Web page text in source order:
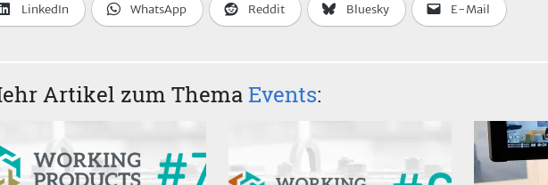
LinkedIn WhatsApp Reddit Bluesky E-Mail
Artikel zum ThemaEvents: